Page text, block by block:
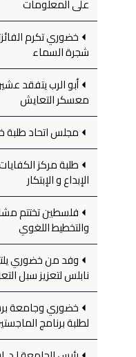
على المعلومات
خضوري تكرم
شجرة السماء
أبو الرب يتفقد
معسكر التعايش
مجلس اتحاد طلبة
طلبة مركز
الإبداع و الإبتكار
فلسطين تختتم
والتخطيط اللغوي
وفد من خضوري
نابلس لتعزيز سبل
خضوري وجامعة
لطلبة برنامج